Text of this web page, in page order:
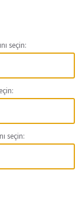
seçin:
seçin: